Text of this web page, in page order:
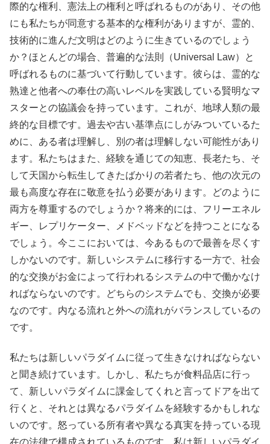
際的な権利、憲法上の権利と呼ばれるものがあり、その他
にも私たちが同意する基本的な権利がありますが、霊的、
技術的に進んだ文明はどのように生きているのでしょう
か？ほとんどの場合、普遍的な法則（Universal Law）と
呼ばれるものに基づいて行動しています。彼らは、霊的な
熟達と他者への奉仕の高いレベルを実践している賢明なマ
スターとの協議会を持っています。これが、地球人類の最
終的な目標です。過去や古い基準点にしがみついているた
めに、ある者は理解し、別の者は理解しない可能性があり
ます。私たちはまた、経験を通じての知恵、長老たち、そ
して天国から転生してきたばかりの若者たち、他の次元の
最も高度な存在に敬意を払う必要があります。どのように
両方を尊重するのでしょうか？将来的には、フリーエネル
ギー、レプリケーター、メドベッドなどを持つことになる
でしょう。今ここにおいては、今あるもので最善を尽くす
しかないのです。新しいシステムに移行する一方で、社会
的な交換がお金によって行われるシステムの中で働かなけ
ればならないのです。どちらのシステムでも、交換が必要
なのです。内なる流れと外への流れがバランスしているの
です。
私たちは新しいパラダイムに従って生きなければならない
と聞き続けています。しかし、私たちが食料品店に行っ
て、新しいパラダイムに課金してくれと言ってドアを出て
行くと、それとは異なるパラダイムを経験するかもしれな
いのです。怒っている所有者や異なる真実を持っている現
在の法律で構成されているものです。私は新しいパラダイ